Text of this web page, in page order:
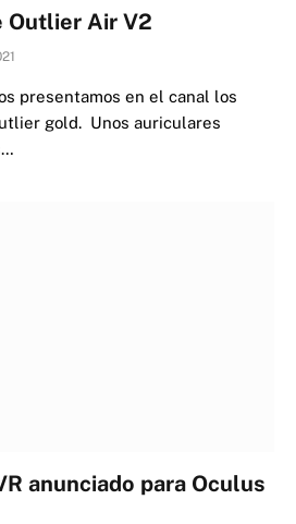
Outlier Air V2
presentamos en el canal los
gold. Unos auriculares
anunciado para Oculus